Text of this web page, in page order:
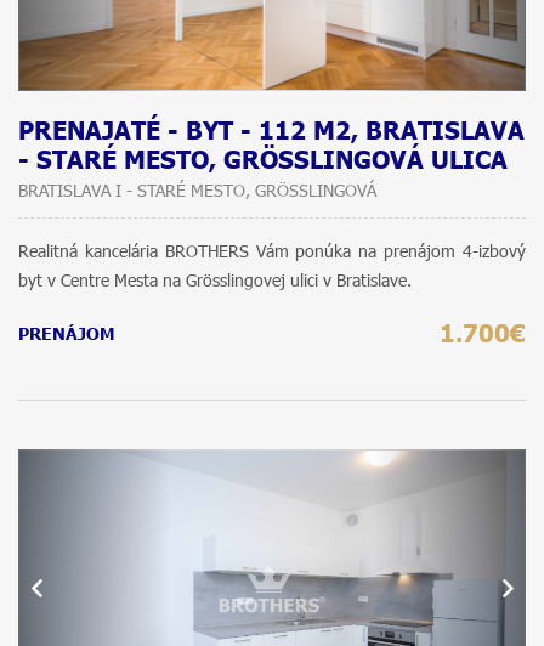
PRENAJATÉ - BYT - 112 M2, BRATISLAVA
- STARÉ MESTO, GRÖSSLINGOVÁ ULICA
BRATISLAVA I - STARÉ MESTO, GRÖSSLINGOVÁ
Realitná kancelária BROTHERS Vám ponúka na prenájom 4-izbový
byt v Centre Mesta na Grösslingovej ulici v Bratislave.
PRENÁJOM 1.700€